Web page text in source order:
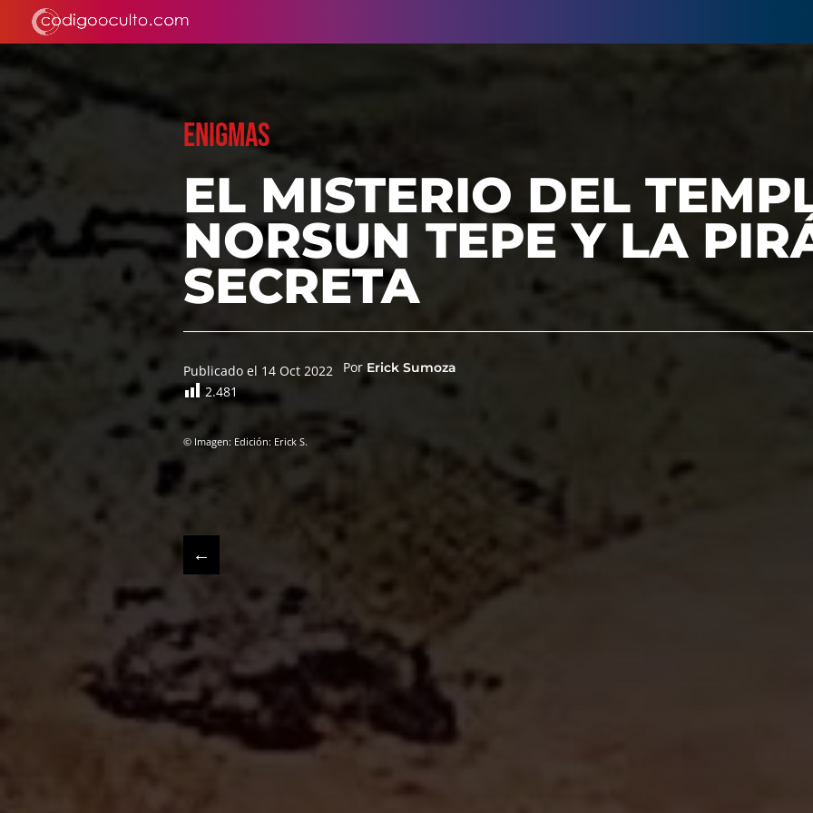
ENIGMAS
EL MISTERIO DEL
NORSUN TEPE Y LA
SECRETA
Publicado el 14 Oct 2022 Por Erick Sumoza
2.481
© Imagen: Edición: Erick S.
←